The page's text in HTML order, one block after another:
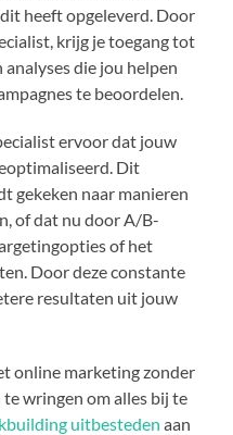
heeft opgeleverd. Door
krijg je toegang tot
die jou helpen
te beoordelen.
ervoor dat jouw
Dit
gekeken naar manieren
of dat nu door A/B-
of het
Door deze constante
resultaten uit jouw
online marketing zonder
wringen om alles bij te
uitbesteden aan